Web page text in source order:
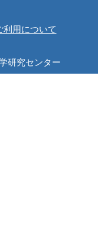
利用について
研究センター